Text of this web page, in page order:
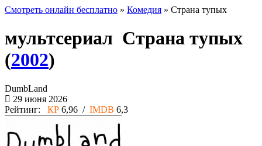
Смотреть онлайн бесплатно » Комедия » Страна тупых
мультсериал Страна тупых
(2002)
DumbLand
29 июня 2026
Рейтинг: КР 6,96 / IMDB 6,3